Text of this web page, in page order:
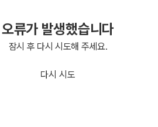
오류가 발생했습니다
잠시 후 다시 시도해 주세요.
다시 시도